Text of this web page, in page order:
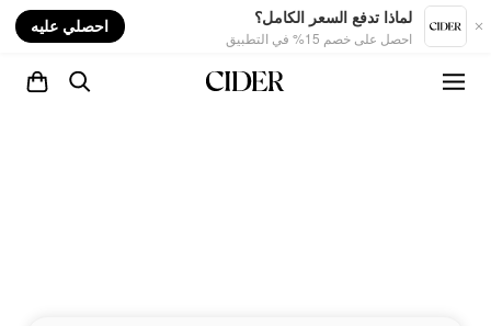
لماذا تدفع السعر الكامل؟
احصل على خصم 15% في التطبيق
احصلي عليه